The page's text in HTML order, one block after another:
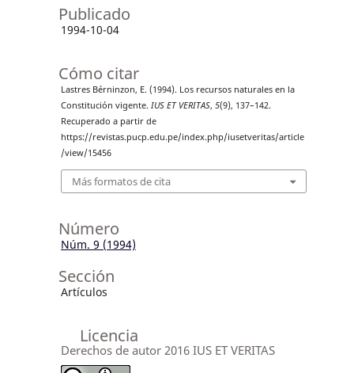
Publicado
1994-10-04
Cómo citar
Lastres Bérninzon, E. (1994). Los recursos naturales en la
Constitución vigente. IUS ET VERITAS, 5(9), 137–142.
Recuperado a partir de
https://revistas.pucp.edu.pe/index.php/iusetveritas/article
/view/15456
Más formatos de cita
Número
Núm. 9 (1994)
Sección
Artículos
Licencia
Derechos de autor 2016 IUS ET VERITAS